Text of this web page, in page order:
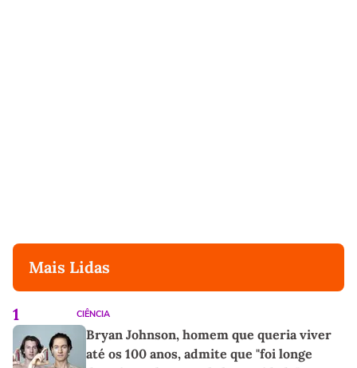
Mais Lidas
1 CIÊNCIA
Bryan Johnson, homem que queria viver
até os 100 anos, admite que "foi longe